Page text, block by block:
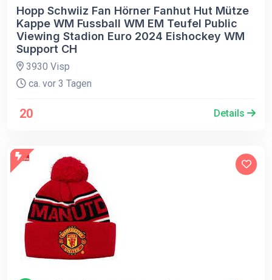
Hopp Schwiiz Fan Hörner Fanhut Hut Mütze
Kappe WM Fussball WM EM Teufel Public
Viewing Stadion Euro 2024 Eishockey WM
Support CH
3930 Visp
ca. vor 3 Tagen
20 Details